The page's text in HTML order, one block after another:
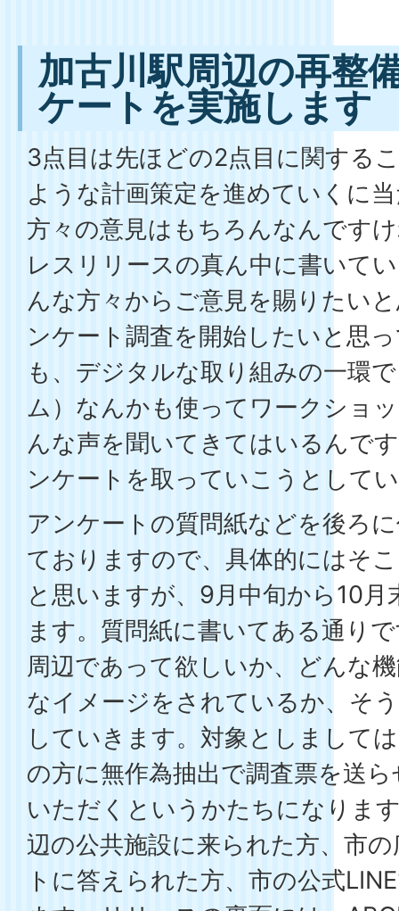
加古川駅周辺の再整
ケートを実施します
3点目は先ほどの2点目に関する
ような計画策定を進めていくに
方々の意見はもちろんなんです
レスリリースの真ん中に書いて
んな方々からご意見を賜りたい
ンケート調査を開始したいと思
も、デジタルな取り組みの一環
ム）なんかも使ってワークショ
んな声を聞いてきてはいるんで
ンケートを取っていこうとして
アンケートの質問紙などを後ろ
ておりますので、具体的にはそ
と思いますが、9月中旬から10
ます。質問紙に書いてある通り
周辺であって欲しいか、どんな
なイメージをされているか、そ
していきます。対象としまして
の方に無作為抽出で調査票を送
いただくというかたちになりま
辺の公共施設に来られた方、市
トに答えられた方、市の公式